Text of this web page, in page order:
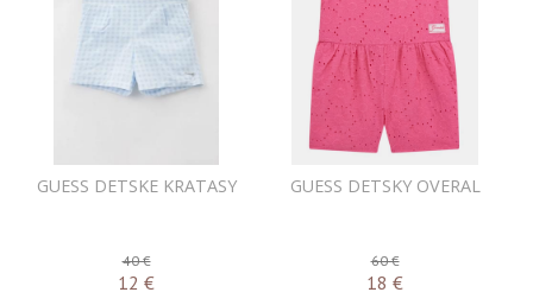
GUESS DETSKE KRATASY
40 €
12 €
GUESS DETSKY OVERAL
60 €
18 €